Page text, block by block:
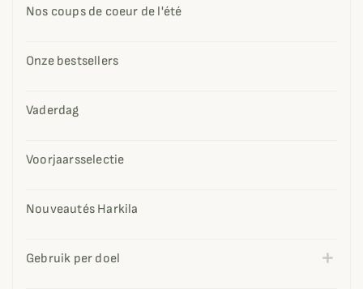
Nos coups de coeur de l'été
Onze bestsellers
Vaderdag
Voorjaarsselectie
Nouveautés Harkila
Gebruik per doel